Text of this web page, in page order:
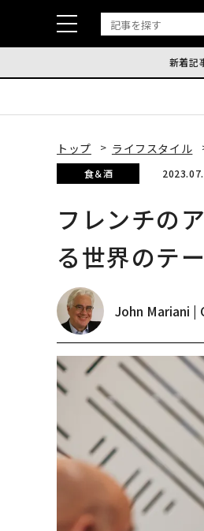
新着記
トップ ライフスタイル
食＆酒
フレンチの
る世界のテ
John Mariani |